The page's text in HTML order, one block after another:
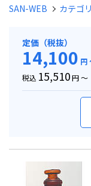
SAN-WEB
カテゴ
定価（税抜）
14,100 円
税込 15,510円 ～